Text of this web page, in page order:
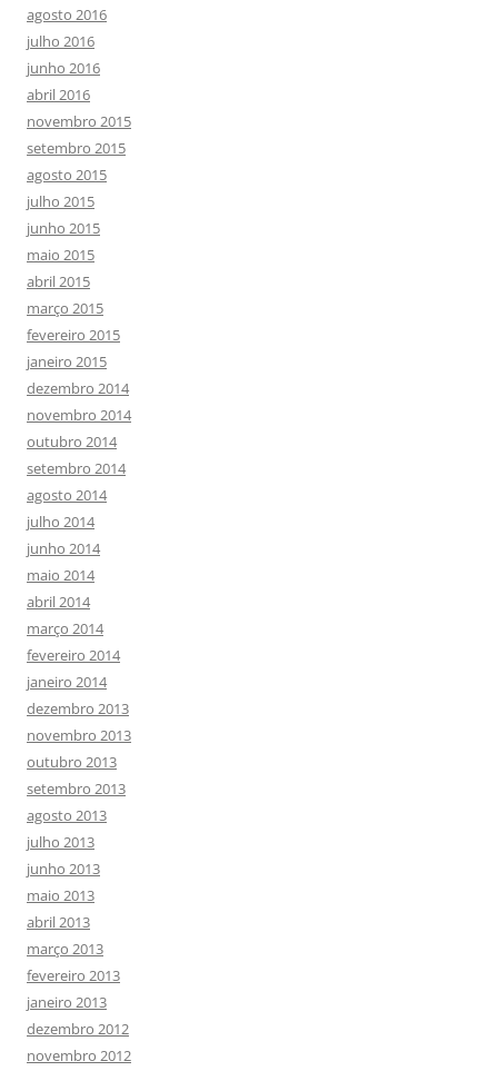
agosto 2016
julho 2016
junho 2016
abril 2016
novembro 2015
setembro 2015
agosto 2015
julho 2015
junho 2015
maio 2015
abril 2015
março 2015
fevereiro 2015
janeiro 2015
dezembro 2014
novembro 2014
outubro 2014
setembro 2014
agosto 2014
julho 2014
junho 2014
maio 2014
abril 2014
março 2014
fevereiro 2014
janeiro 2014
dezembro 2013
novembro 2013
outubro 2013
setembro 2013
agosto 2013
julho 2013
junho 2013
maio 2013
abril 2013
março 2013
fevereiro 2013
janeiro 2013
dezembro 2012
novembro 2012